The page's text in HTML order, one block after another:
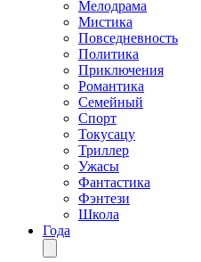
Мелодрама
Мистика
Повседневность
Политика
Приключения
Романтика
Семейный
Спорт
Токусацу
Триллер
Ужасы
Фантастика
Фэнтези
Школа
Года